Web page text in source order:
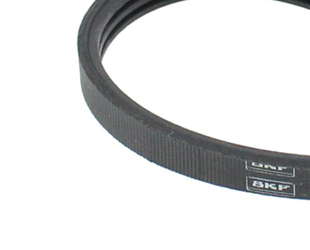
substante
Caracteristicile
materialului
Material curea
cauciuc)